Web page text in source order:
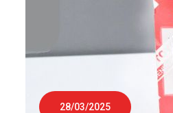
28/03/2025